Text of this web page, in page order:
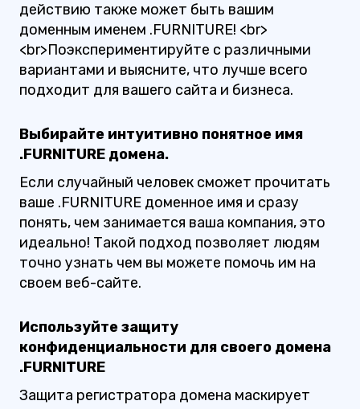
действию также может быть вашим
доменным именем .FURNITURE! <br>
<br>Поэкспериментируйте с различными
вариантами и выясните, что лучше всего
подходит для вашего сайта и бизнеса.
Выбирайте интуитивно понятное имя
.FURNITURE домена.
Если случайный человек сможет прочитать
ваше .FURNITURE доменное имя и сразу
понять, чем занимается ваша компания, это
идеально! Такой подход позволяет людям
точно узнать чем вы можете помочь им на
своем веб-сайте.
Используйте защиту
конфиденциальности для своего домена
.FURNITURE
Защита регистратора домена маскирует